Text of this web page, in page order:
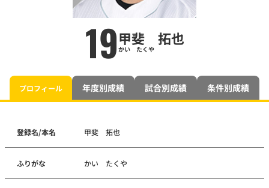
19甲斐 拓也
かい たくや
プロフィール 年度別成績 試合別成績 条件別成績
登録名/本名 甲斐 拓也
ふりがな かい たくや